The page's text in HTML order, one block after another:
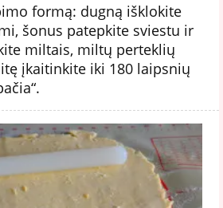
formą: dugną išklokite
šonus patepkite sviestu ir
miltais, miltų perteklių
įkaitinkite iki 180 laipsnių